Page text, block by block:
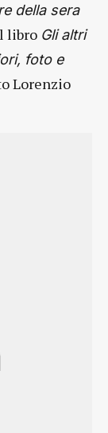
della sera
libro Gli altri
foto e
Lorenzio